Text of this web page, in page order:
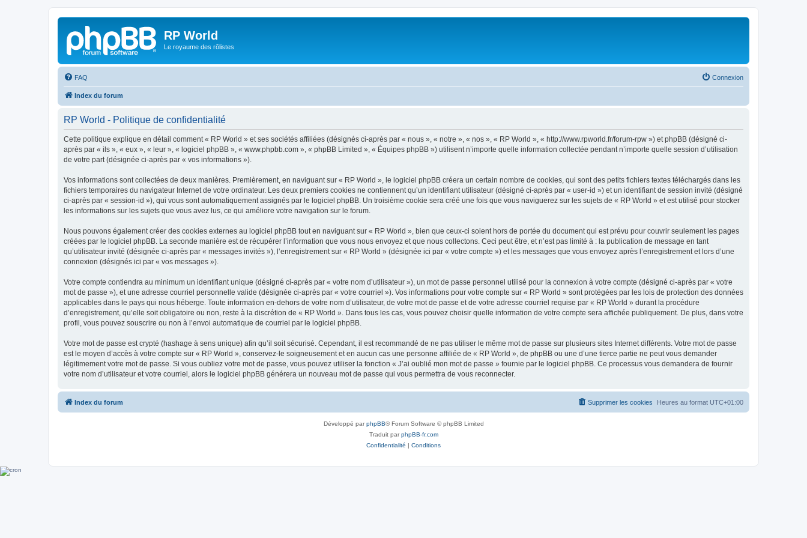
RP World
Le royaume des rôlistes
FAQ Connexion
Index du forum
RP World - Politique de confidentialité
Cette politique explique en détail comment « RP World » et ses sociétés affiliées (désignés ci-après par « nous », « notre », « nos », « RP World », « http://www.rpworld.fr/forum-rpw ») et phpBB (désigné ci-
après par « ils », « eux », « leur », « logiciel phpBB », « www.phpbb.com », « phpBB Limited », « Équipes phpBB ») utilisent n’importe quelle information collectée pendant n’importe quelle session d’utilisation
de votre part (désignée ci-après par « vos informations »).
Vos informations sont collectées de deux manières. Premièrement, en naviguant sur « RP World », le logiciel phpBB créera un certain nombre de cookies, qui sont des petits fichiers textes téléchargés dans les
fichiers temporaires du navigateur Internet de votre ordinateur. Les deux premiers cookies ne contiennent qu’un identifiant utilisateur (désigné ci-après par « user-id ») et un identifiant de session invité (désigné
ci-après par « session-id »), qui vous sont automatiquement assignés par le logiciel phpBB. Un troisième cookie sera créé une fois que vous naviguerez sur les sujets de « RP World » et est utilisé pour stocker
les informations sur les sujets que vous avez lus, ce qui améliore votre navigation sur le forum.
Nous pouvons également créer des cookies externes au logiciel phpBB tout en naviguant sur « RP World », bien que ceux-ci soient hors de portée du document qui est prévu pour couvrir seulement les pages
créées par le logiciel phpBB. La seconde manière est de récupérer l’information que vous nous envoyez et que nous collectons. Ceci peut être, et n’est pas limité à : la publication de message en tant
qu’utilisateur invité (désignée ci-après par « messages invités »), l’enregistrement sur « RP World » (désignée ici par « votre compte ») et les messages que vous envoyez après l’enregistrement et lors d’une
connexion (désignés ici par « vos messages »).
Votre compte contiendra au minimum un identifiant unique (désigné ci-après par « votre nom d’utilisateur »), un mot de passe personnel utilisé pour la connexion à votre compte (désigné ci-après par « votre
mot de passe »), et une adresse courriel personnelle valide (désignée ci-après par « votre courriel »). Vos informations pour votre compte sur « RP World » sont protégées par les lois de protection des données
applicables dans le pays qui nous héberge. Toute information en-dehors de votre nom d’utilisateur, de votre mot de passe et de votre adresse courriel requise par « RP World » durant la procédure
d’enregistrement, qu’elle soit obligatoire ou non, reste à la discrétion de « RP World ». Dans tous les cas, vous pouvez choisir quelle information de votre compte sera affichée publiquement. De plus, dans votre
profil, vous pouvez souscrire ou non à l’envoi automatique de courriel par le logiciel phpBB.
Votre mot de passe est crypté (hashage à sens unique) afin qu’il soit sécurisé. Cependant, il est recommandé de ne pas utiliser le même mot de passe sur plusieurs sites Internet différents. Votre mot de passe
est le moyen d’accès à votre compte sur « RP World », conservez-le soigneusement et en aucun cas une personne affiliée de « RP World », de phpBB ou une d’une tierce partie ne peut vous demander
légitimement votre mot de passe. Si vous oubliez votre mot de passe, vous pouvez utiliser la fonction « J’ai oublié mon mot de passe » fournie par le logiciel phpBB. Ce processus vous demandera de fournir
votre nom d’utilisateur et votre courriel, alors le logiciel phpBB générera un nouveau mot de passe qui vous permettra de vous reconnecter.
Index du forum Heures au format UTC+01:00
Supprimer les cookies
Développé parphpBB® Forum Software © phpBB Limited
Traduit parphpBB-fr.com
Confidentialité | Conditions